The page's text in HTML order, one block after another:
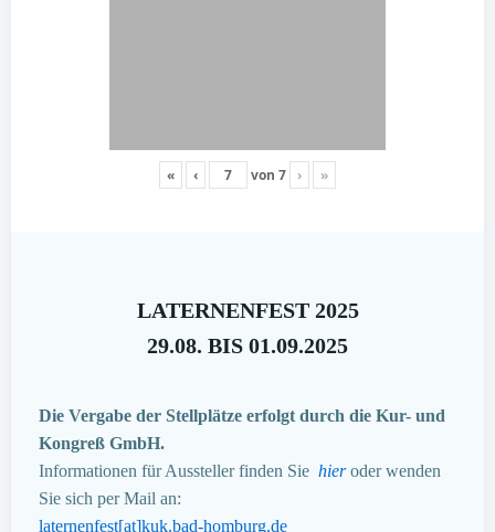
« ‹ von 7 › »
LATERNENFEST 2025
29.08. BIS 01.09.2025
Die Vergabe der Stellplätze erfolgt durch die Kur- und
Kongreß GmbH.
Informationen für Aussteller finden Sie hieroder wenden
Sie sich per Mail an:
laternenfest[at]kuk.bad-homburg.de